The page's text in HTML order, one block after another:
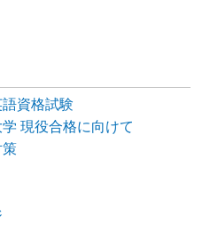
資格試験
学現役合格に向けて
策